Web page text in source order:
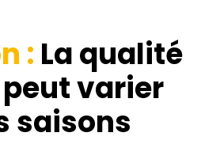
: La qualité
peut varier
saisons